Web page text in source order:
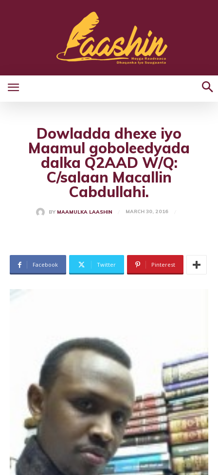
Dowladda dhexe iyo
Maamul goboleedyada
dalka Q2AAD W/Q:
C/salaan Macallin
Cabdullahi.
BY MAAMULKA LAASHIN MARCH 30, 2016
Facebook Twitter Pinterest